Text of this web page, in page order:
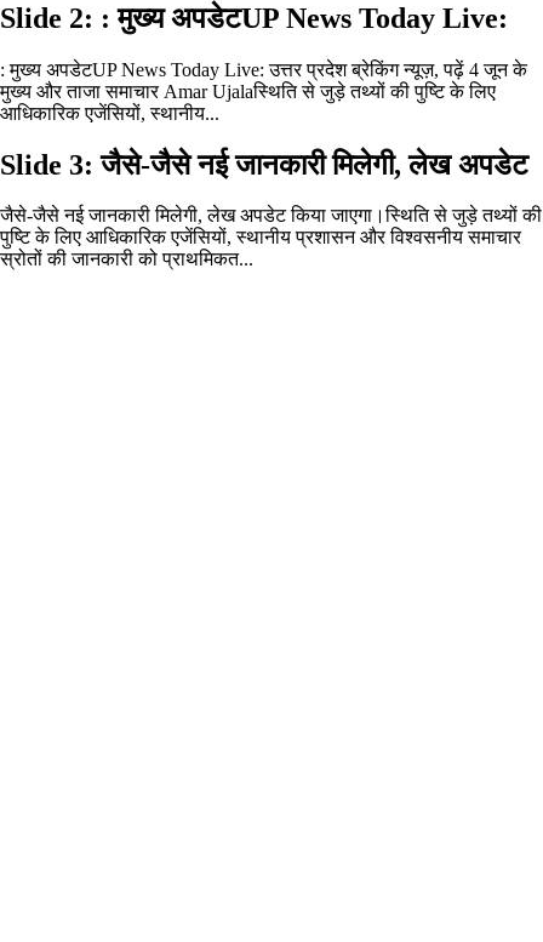
Slide 2: : मुख्य अपडेटUP News Today Live:
: मुख्य अपडेटUP News Today Live: उत्तर प्रदेश ब्रेकिंग न्यूज़, पढ़ें 4 जून के
मुख्य और ताजा समाचार Amar Ujalaस्थिति से जुड़े तथ्यों की पुष्टि के लिए
आधिकारिक एजेंसियों, स्थानीय...
Slide 3: जैसे-जैसे नई जानकारी मिलेगी, लेख अपडेट
जैसे-जैसे नई जानकारी मिलेगी, लेख अपडेट किया जाएगा।स्थिति से जुड़े तथ्यों की
पुष्टि के लिए आधिकारिक एजेंसियों, स्थानीय प्रशासन और विश्वसनीय समाचार
स्रोतों की जानकारी को प्राथमिकत...